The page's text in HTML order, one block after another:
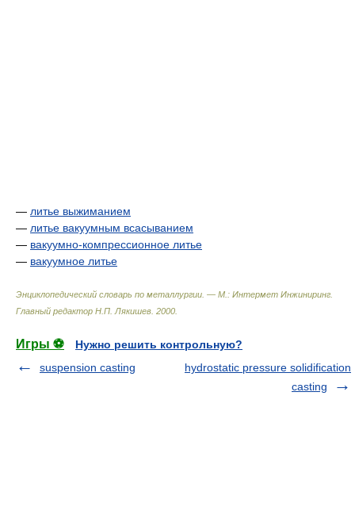
— литье выжиманием
— литье вакуумным всасыванием
— вакуумно-компрессионное литье
— вакуумное литье
Энциклопедический словарь по металлургии. — М.: Интермет Инжиниринг
Главный редактор Н.П. Лякишев 2000
Игры ⚽
Нужно решить контрольную?
suspension casting
hydrostatic pressure solidification
casting